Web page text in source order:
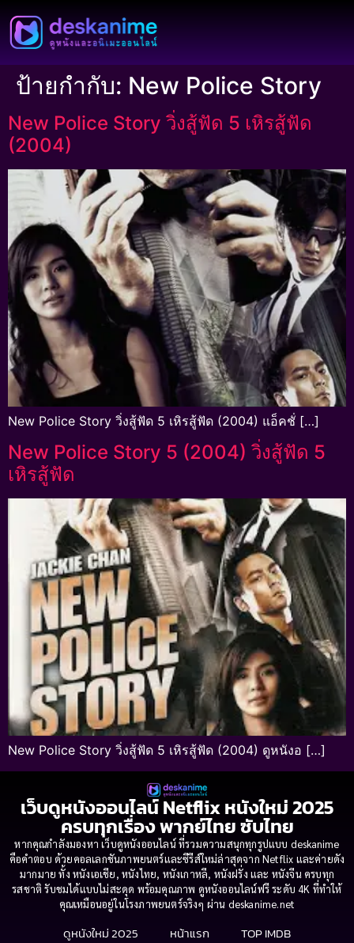
ป้ายกำกับ: New Police Story
New Police Story วิ่งสู้ฟัด 5 เหิรสู้ฟัด
(2004)
New Police Story วิ่งสู้ฟัด 5 เหิรสู้ฟัด (2004) แอ็คชั่ […]
New Police Story 5 (2004) วิ่งสู้ฟัด 5
เหิรสู้ฟัด
New Police Story วิ่งสู้ฟัด 5 เหิรสู้ฟัด (2004) ดูหนังอ […]
เว็บดูหนังออนไลน์ Netflix หนังใหม่ 2025
ครบทุกเรื่อง พากย์ไทย ซับไทย
หากคุณกำลังมองหา เว็บดูหนังออนไลน์ ที่รวมความสนุกทุกรูปแบบ deskanime
คือคำตอบ ด้วยคอลเลกชันภาพยนตร์และซีรีส์ใหม่ล่าสุดจาก Netflix และค่ายดัง
มากมาย ทั้ง หนังเอเชีย, หนังไทย, หนังเกาหลี, หนังฝรั่ง และ หนังจีน ครบทุก
รสชาติ รับชมได้แบบไม่สะดุด พร้อมคุณภาพ ดูหนังออนไลน์ฟรี ระดับ 4K ที่ทำให้
คุณเหมือนอยู่ในโรงภาพยนตร์จริงๆ ผ่าน deskanime.net
ดูหนังใหม่ 2025 หน้าแรก
TOP IMDB